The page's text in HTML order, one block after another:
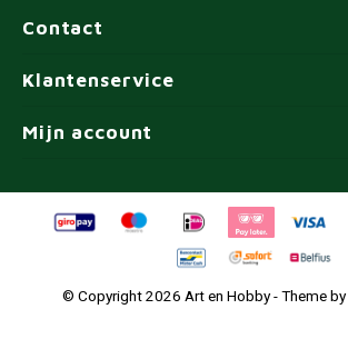
Contact
Klantenservice
Mijn account
© Copyright 2026 Art en Hobby - Theme by